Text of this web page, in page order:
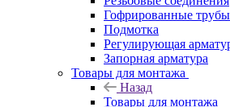
Гофрированные трубы
Подмотка
Регулирующая
Запорная арматура
Товары для монтажа
Назад
Товары для монтажа